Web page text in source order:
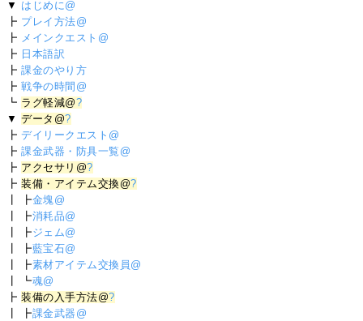
▼ はじめに@
┣ プレイ方法@
┣ メインクエスト@
┣ 日本語訳
┣課金のやり方
┣戦争の時間@
┗ ラグ軽減@?
▼データ@?
┣デイリークエスト@
┣課金武器・防具一覧@
┣ アクセサリ@?
┣装備・アイテム交換@?
┃ ┣金塊@
┃ ┣消耗品@
┃ ┣ジェム@
┃ ┣藍宝石@
┃ ┣素材アイテム交換員@
┃ ┗魂@
┣装備の入手方法@?
┃ ┣課金武器@